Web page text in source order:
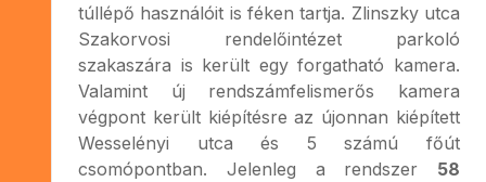
túllépő használóit is féken tartja. Zlinszky utca
Szakorvosi rendelőintézet parkoló
szakaszára is került egy forgatható kamera.
Valamint új rendszámfelismerős kamera
végpont került kiépítésre az újonnan kiépített
Wesselényi utca és 5 számú főút
csomópontban. Jelenleg a rendszer 58